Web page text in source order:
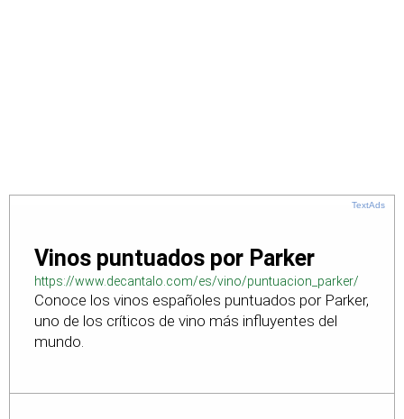
TextAds
Vinos puntuados por Parker
https://www.decantalo.com/es/vino/puntuacion_parker/
Conoce los vinos españoles puntuados por Parker,
uno de los críticos de vino más influyentes del
mundo.